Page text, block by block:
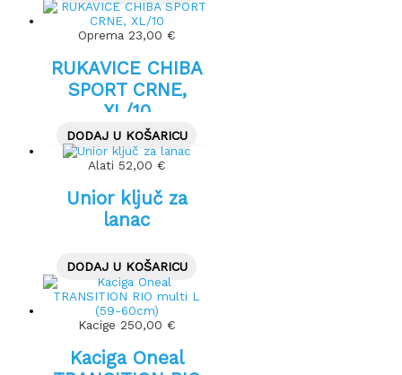
Oprema 23,00 €
RUKAVICE CHIBA
SPORT CRNE,
XL/10
DODAJ U KOŠARICU
Alati 52,00 €
Unior ključ za
lanac
DODAJ U KOŠARICU
Kacige 250,00 €
Kaciga Oneal